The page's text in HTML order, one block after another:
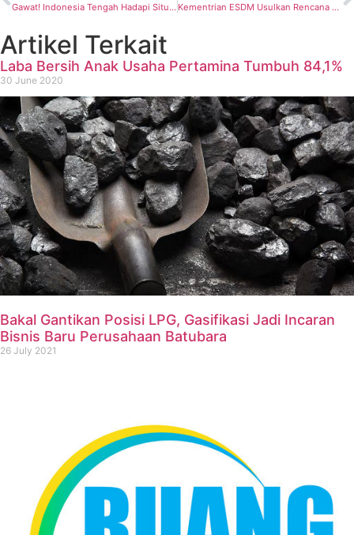
Gawat! Indonesia Tengah Hadapi Situasi Tidak Berimbang Antara Produksi dan Serapan Gas Kementrian ESDM Usulkan Rencana Penyaluran BBM 2025 Sebanyak 19,99 Juta Kiloliter
Artikel Terkait
Laba Bersih Anak Usaha Pertamina Tumbuh 84,1%
30 June 2020
Bakal Gantikan Posisi LPG, Gasifikasi Jadi Incaran
Bisnis Baru Perusahaan Batubara
26 July 2021